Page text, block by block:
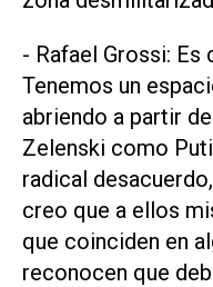
- Rafael Grossi:
Tenemos un
abriendo a partir
Zelenski como
radical
creo que a ellos
que coinciden en
reconocen que